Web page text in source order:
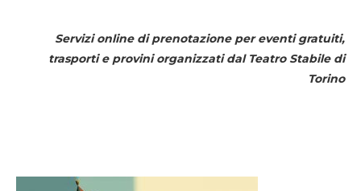
Servizi online di prenotazione per eventi gratuiti,
trasporti e provini organizzati dal Teatro Stabile di
Torino